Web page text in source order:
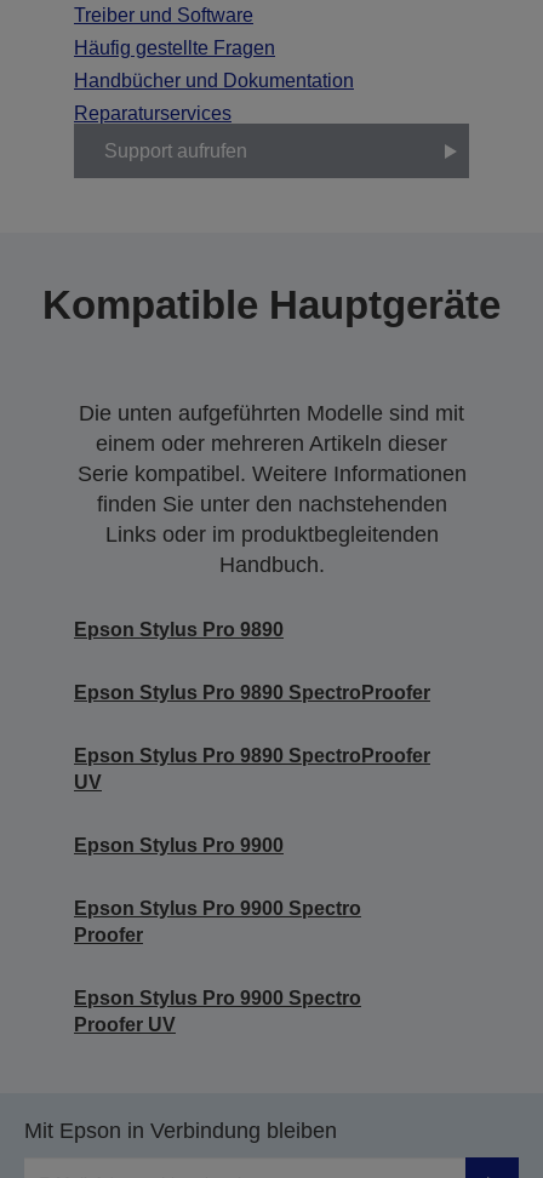
Treiber und Software
Häufig gestellte Fragen
Handbücher und Dokumentation
Reparaturservices
Support aufrufen
Kompatible Hauptgeräte
Die unten aufgeführten Modelle sind mit
einem oder mehreren Artikeln dieser
Serie kompatibel. Weitere Informationen
finden Sie unter den nachstehenden
Links oder im produktbegleitenden
Handbuch.
Epson Stylus Pro 9890
Epson Stylus Pro 9890 SpectroProofer
Epson Stylus Pro 9890 SpectroProofer
UV
Epson Stylus Pro 9900
Epson Stylus Pro 9900 Spectro
Proofer
Epson Stylus Pro 9900 Spectro
Proofer UV
Mit Epson in Verbindung bleiben